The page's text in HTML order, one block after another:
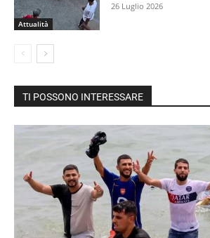
Attualità
26 Luglio 2026
TI POSSONO INTERESSARE